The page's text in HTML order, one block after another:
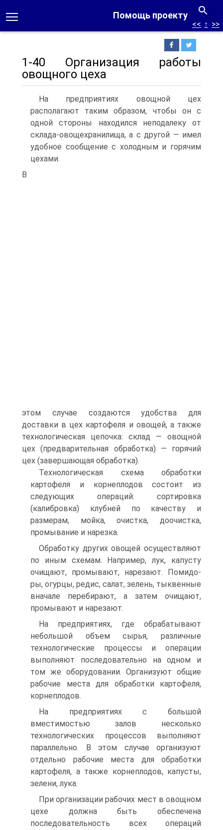
Помощь проекту
<< ↑ >>
1-40 Организация работы
овощного цеха
На предприятиях овощной цех
располагают та­ким образом, чтобы он с
одной стороны находился неподалеку от
склада-овощехранилища, а с другой — имел
удобное сообщение с холодным и горячим
цехами.
В
этом случае создаются удобства для
доставки в цех картофеля и овощей, а также
технологическая цепочка: склад — овощной
цех (предварительная обработка) — горячий
цех (завершающая обработка).
Технологическая схема обработки
картофеля и корнеплодов состоит из
следующих операций: сортировка
(калибровка) клуб­ней по качеству и
размерам, мойка, очистка, доочистка,
промы­вание и нарезка.
Обработку других овощей осуществляют
по иным схемам. На­пример, лук, капусту
очищают, промывают, нарезают. Помидо­
ры, огурцы, редис, салат, зелень, тыквенные
вначале перебира­ют, а затем очищают,
промывают и нарезают.
На предприятиях, где обрабатывают
небольшой объем сырья, различные
технологические процессы и операции
выполняют последовательно на одном и
том же оборудовании. Организуют общие
рабочие места для обработки картофеля,
корнеплодов.
На предприятиях с большой
вместимостью залов несколько
технологических процессов выполняют
параллельно. В этом случае организуют
отдельно рабочие места для обработки
картофеля, а также корнеплодов, капусты,
зелени, лука.
При организации рабочих мест в овощном
цехе должна быть обеспечена
последовательность всех операций